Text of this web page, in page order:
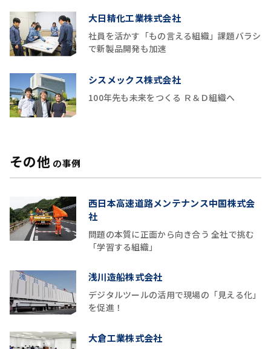
大日精化工業株式会社
社員を活かす「もの言える組織」課題バラシ
で新製品開発も加速
シスメックス株式会社
100年先も未来をつくる Ｒ＆Ｄ組織へ
その他 の事例
西日本高速道路メンテナンス中国株式会
社
問題の本質に正面から向き合う 全社で挑む
「学習する組織」
浅川造船株式会社
デジタルツールの活用で現場の「見える化」
を促進！
大倉工業株式会社